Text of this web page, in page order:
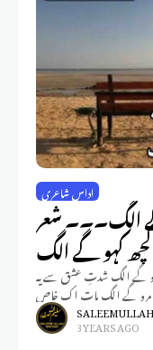
اداس شاعری
دشتِ فرقت میں گر چلو گے الگ۔۔۔ شعر
کہو گے الگ
گے الگ شدتِ عشق سے یہ
مرو گے الگ بات اک خاص
SALEEM ULLAH
3 YEARS AGO